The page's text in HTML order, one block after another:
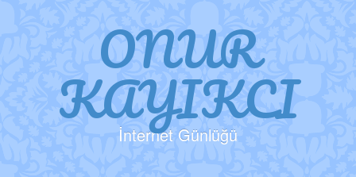
ONUR
KAYIKCI
İnternet Günlüğü